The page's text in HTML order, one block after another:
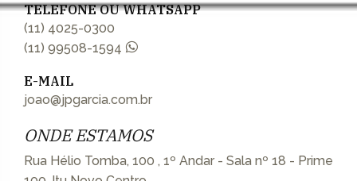
TELEFONE OU WHATSAPP
(11) 4025-0300
(11) 99508-1594
E-MAIL
joao@jpgarcia.com.br
ONDE ESTAMOS
Rua Hélio Tomba, 100 , 1º Andar - Sala nº 18 - Prime